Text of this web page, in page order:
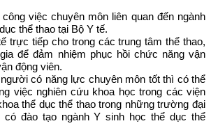
việc chuyên môn liên quan đến ngành
thể thao tại Bộ Y tế.
trực tiếp cho trong các trung tâm thể thao,
để đảm nhiệm phục hồi chức năng vận
động viên.
có năng lực chuyên môn tốt thì có thể
việc nghiên cứu khoa học trong các viện
thể dục thể thao trong những trường đại
có đào tạo ngành Y sinh học thể dục thể